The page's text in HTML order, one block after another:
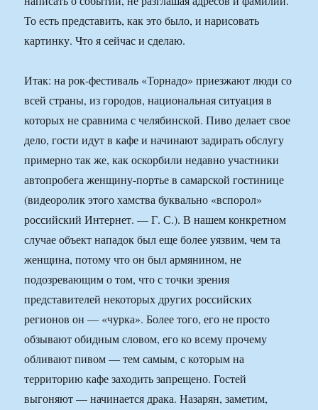
То есть представить, как это было, и нарисовать
картинку. Что я сейчас и сделаю.
Итак: на рок-фестиваль «Торнадо» приезжают люди со
всей страны, из городов, национальная ситуация в
которых не сравнима с челябинской. Пиво делает свое
дело, гости идут в кафе и начинают задирать обслугу
примерно так же, как оскорбили недавно участники
автопробега женщину-портье в самарской гостинице
(видеоролик этого хамства буквально «вспорол»
российский Интернет. — Г. С.). В нашем конкретном
случае объект нападок был еще более уязвим, чем та
женщина, потому что он был армянином, не
подозревающим о том, что с точки зрения
представителей некоторых других российских
регионов он — «чурка». Более того, его не просто
обзывают обидным словом, его ко всему прочему
обливают пивом — тем самым, с которым на
территорию кафе заходить запрещено. Гостей
выгоняют — начинается драка. Назарян, заметим,